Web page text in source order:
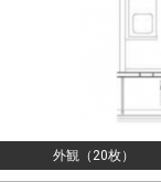
外観（20枚）